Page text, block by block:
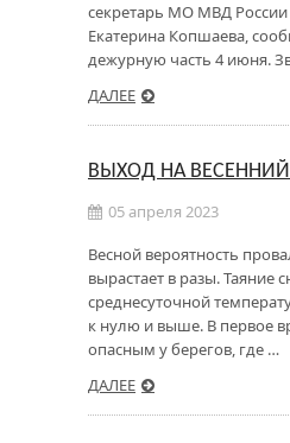
секретарь МО МВД
Екатерина Копшаева,
дежурную часть 4 июня.
ДАЛЕЕ
ВЫХОД НА
05 апреля 2023
Весной вероятность
вырастает в разы. Таяние
среднесуточной
к нулю и выше. В первое
опасным у берегов, где …
ДАЛЕЕ